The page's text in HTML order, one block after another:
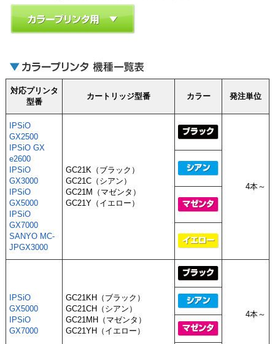
対応プリンタ
型番
カートリッジ型番 カラー 発注単位
IPSiO
GX2500
IPSiO GX
e2600
IPSiO
GX3000
IPSiO
GX5000
IPSiO
GX7000
SANYO MC-
JPGX3000
GC21K（ブラック）
GC21C（シアン）
GC21M（マゼンタ）
GC21Y（イエロー）
4本～
IPSiO
GX5000
IPSiO
GX7000
GC21KH（ブラック）
GC21CH（シアン）
GC21MH（マゼンタ）
GC21YH（イエロー）
4本～